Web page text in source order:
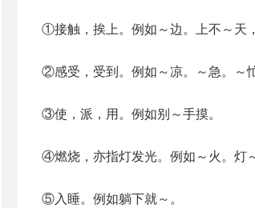
①接触，挨上。例如～边。上不～天
②感受，受到。例如～凉。～急。～
③使，派，用。例如别～手摸。
④燃烧，亦指灯发光。例如～火。灯～
⑤入睡。例如躺下就～。